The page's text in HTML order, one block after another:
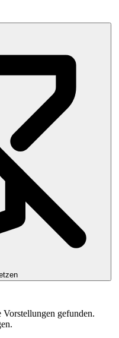
gefunden.